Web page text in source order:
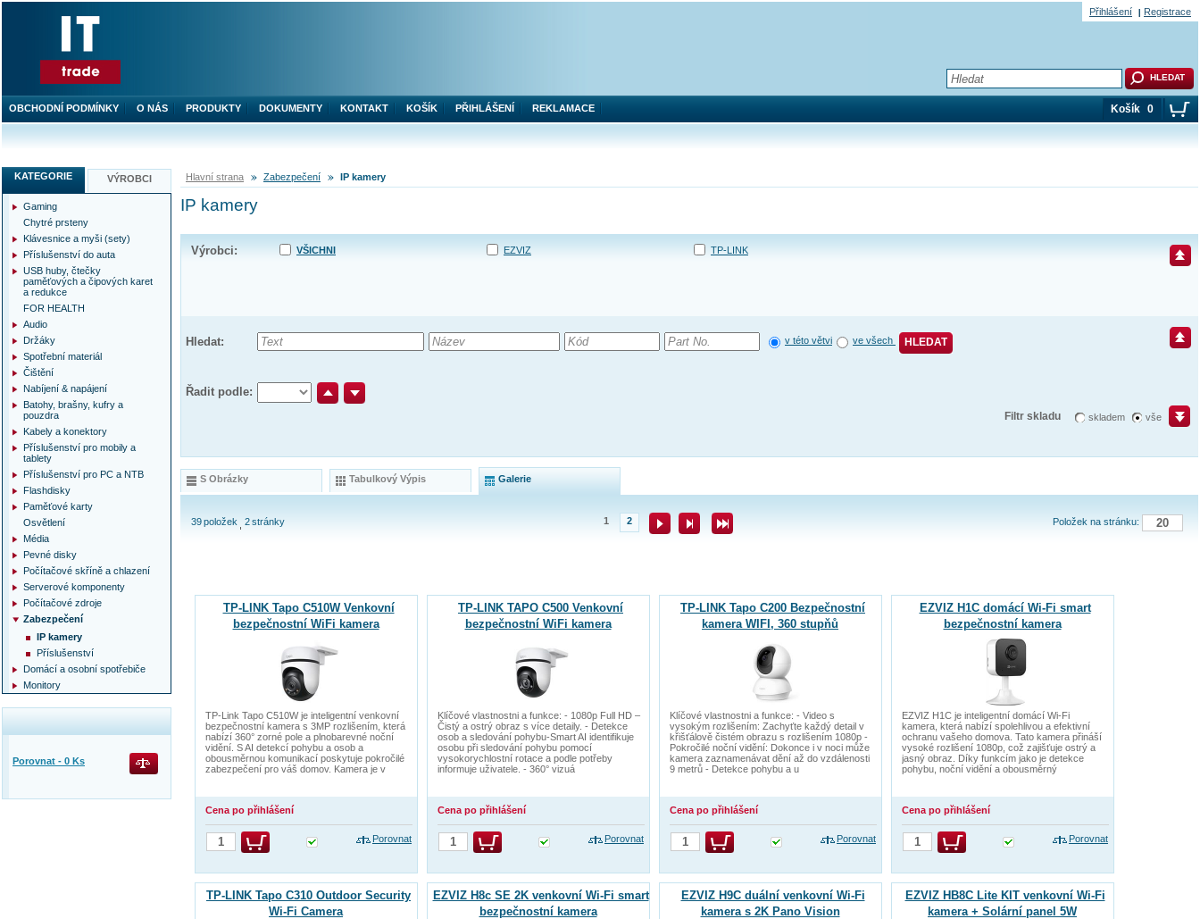
Hlavní strana Zabezpečení IP kamery
IP kamery
Výrobci: VŠICHNI EZVIZ TP-LINK
Hledat: v této větvi ve všech HLEDAT
Řadit podle:
Filtr skladu skladem vše
S Obrázky Tabulkový Výpis Galerie
Položek na stránku:
39položek 2stránky 1 2
TP-LINK Tapo C510W Venkovní
bezpečnostní WiFi kamera
TP-Link Tapo C510W je inteligentní venkovní
bezpečnostní kamera s 3MP rozlišením, která
nabízí 360° zorné pole a plnobarevné noční
vidění. S AI detekcí pohybu a osob a
obousměrnou komunikací poskytuje pokročilé
zabezpečení pro váš domov. Kamera je v
Cena po přihlášení
Porovnat
TP-LINK TAPO C500 Venkovní
bezpečnostní WiFi kamera
Klíčové vlastnostni a funkce: - 1080p Full HD –
Čistý a ostrý obraz s více detaily. - Detekce
osob a sledování pohybu-Smart AI identifikuje
osobu při sledování pohybu pomocí
vysokorychlostní rotace a podle potřeby
informuje uživatele. - 360° vizuá
Cena po přihlášení
Porovnat
TP-LINK Tapo C200 Bezpečnostní
kamera WIFI, 360 stupňů
Klíčové vlastnostni a funkce: - Video s
vysokým rozlišením: Zachyťte každý detail v
křišťálově čistém obrazu s rozlišením 1080p -
Pokročilé noční vidění: Dokonce i v noci může
kamera zaznamenávat dění až do vzdálenosti
9 metrů - Detekce pohybu a u
Cena po přihlášení
Porovnat
EZVIZ H1C domácí Wi-Fi smart
bezpečnostní kamera
EZVIZ H1C je inteligentní domácí Wi-Fi
kamera, která nabízí spolehlivou a efektivní
ochranu vašeho domova. Tato kamera přináší
vysoké rozlišení 1080p, což zajišťuje ostrý a
jasný obraz. Díky funkcím jako je detekce
pohybu, noční vidění a obousměrný
Cena po přihlášení
Porovnat
TP-LINK Tapo C310 Outdoor Security
Wi-Fi Camera
EZVIZ H8c SE 2K venkovní Wi-Fi smart
bezpečnostní kamera
EZVIZ H9C duální venkovní Wi-Fi
kamera s 2K Pano Vision
EZVIZ HB8C Lite KIT venkovní Wi-Fi
kamera + Solární panel 5W
KATEGORIE VÝROBCI
Gaming
Chytré prsteny
Klávesnice a myši (sety)
Příslušenství do auta
USB huby, čtečky
paměťových a čipových karet
a redukce
FOR HEALTH
Audio
Držáky
Spotřební materiál
Čištění
Nabíjení & napájení
Batohy, brašny, kufry a
pouzdra
Kabely a konektory
Příslušenství pro mobily a
tablety
Příslušenství pro PC a NTB
Flashdisky
Paměťové karty
Osvětlení
Média
Pevné disky
Počítačové skříně a chlazení
Serverové komponenty
Počítačové zdroje
Zabezpečení
IP kamery
Příslušenství
Domácí a osobní spotřebiče
Monitory
Porovnat - 0 Ks
OBCHODNÍ PODMÍNKY O NÁS PRODUKTY DOKUMENTY KONTAKT KOŠÍK PŘIHLÁŠENÍ REKLAMACE Košík 0
Přihlášení Registrace